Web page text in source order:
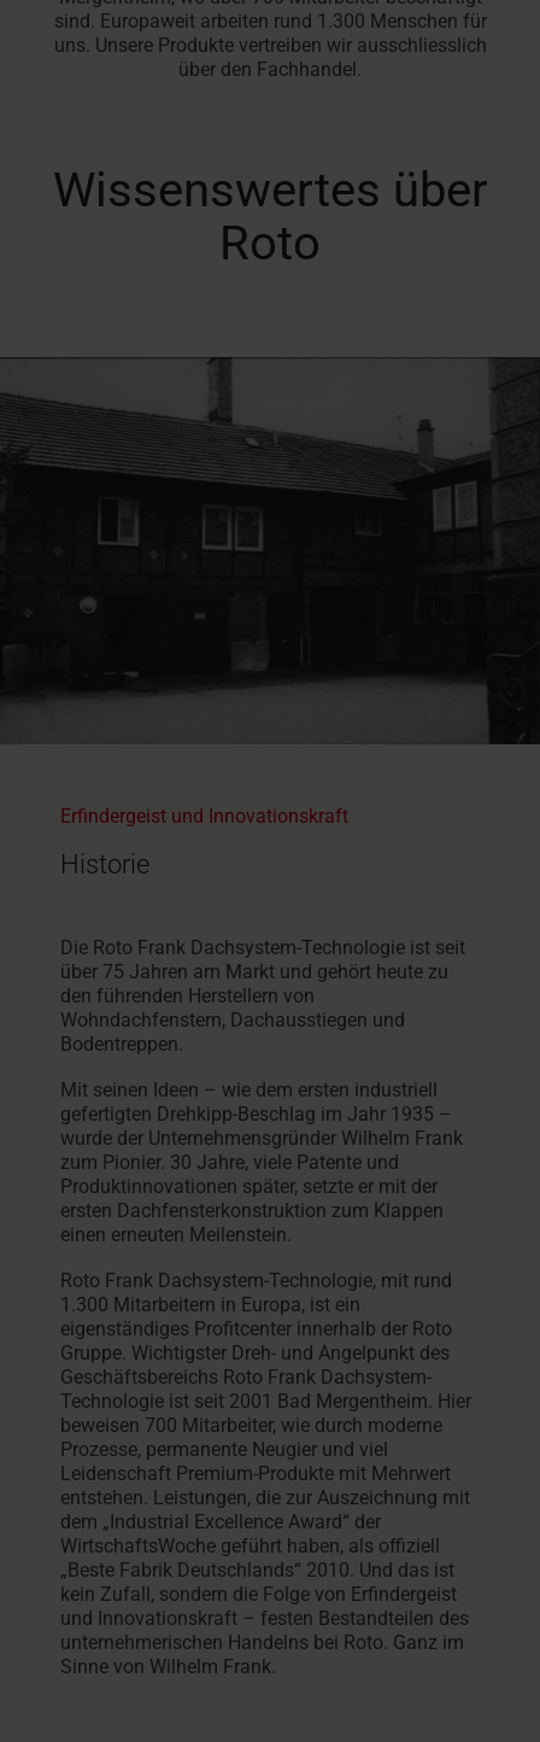
sind. Europaweit arbeiten rund 1.300 Menschen für
uns. Unsere Produkte vertreiben wir ausschliesslich
über den Fachhandel.
Wissenswertes über
Roto
Erfindergeist und Innovationskraft
Historie
Die Roto Frank Dachsystem-Technologie ist seit
über 75 Jahren am Markt und gehört heute zu
den führenden Herstellern von
Wohndachfenstern, Dachausstiegen und
Bodentreppen.
Mit seinen Ideen – wie dem ersten industriell
gefertigten Drehkipp-Beschlag im Jahr 1935 –
wurde der Unternehmensgründer Wilhelm Frank
zum Pionier. 30 Jahre, viele Patente und
Produktinnovationen später, setzte er mit der
ersten Dachfensterkonstruktion zum Klappen
einen erneuten Meilenstein.
Roto Frank Dachsystem-Technologie, mit rund
1.300 Mitarbeitern in Europa, ist ein
eigenständiges Profitcenter innerhalb der Roto
Gruppe. Wichtigster Dreh- und Angelpunkt des
Geschäftsbereichs Roto Frank Dachsystem-
Technologie ist seit 2001 Bad Mergentheim. Hier
beweisen 700 Mitarbeiter, wie durch moderne
Prozesse, permanente Neugier und viel
Leidenschaft Premium-Produkte mit Mehrwert
entstehen. Leistungen, die zur Auszeichnung mit
dem „Industrial Excellence Award“ der
WirtschaftsWoche geführt haben, als offiziell
„Beste Fabrik Deutschlands“ 2010. Und das ist
kein Zufall, sondern die Folge von Erfindergeist
und Innovationskraft – festen Bestandteilen des
unternehmerischen Handelns bei Roto. Ganz im
Sinne von Wilhelm Frank.